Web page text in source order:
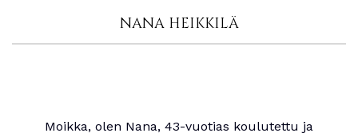
NANA HEIKKILÄ
Moikka, olen Nana, 43-vuotias koulutettu ja